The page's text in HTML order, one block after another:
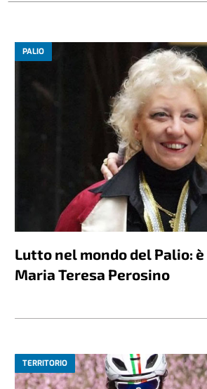
PALIO
Lutto nel mondo del Palio:
Maria Teresa Perosino
TERRITORIO